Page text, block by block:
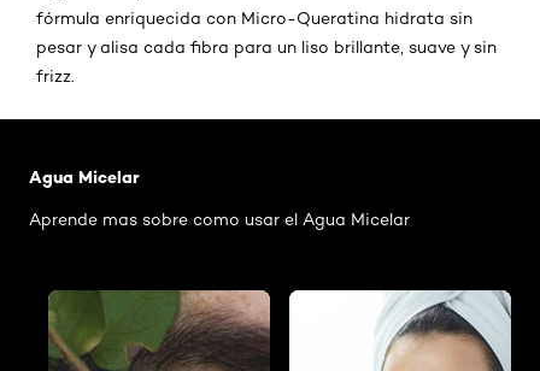
fórmula enriquecida con Micro-Queratina hidrata sin
pesar y alisa cada fibra para un liso brillante, suave y sin
frizz.
Agua Micelar
Aprende mas sobre como usar el Agua Micelar